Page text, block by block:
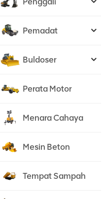
Pemadat
Buldoser
Perata Motor
Menara Cahaya
Mesin Beton
Tempat Sampah